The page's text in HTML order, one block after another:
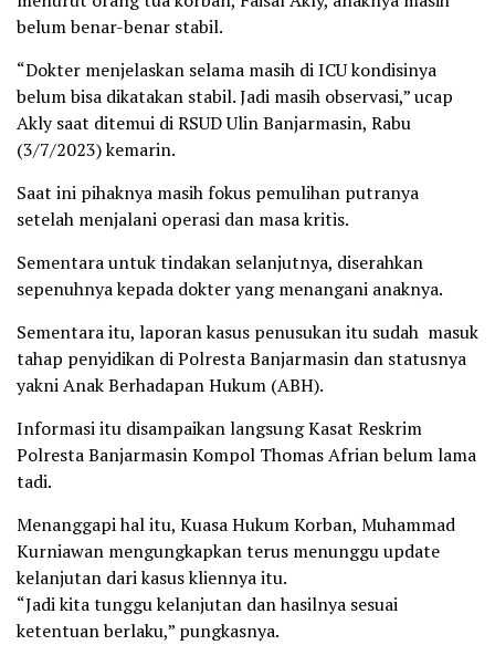
belum benar-benar stabil.
“Dokter menjelaskan selama masih di ICU kondisinya
belum bisa dikatakan stabil. Jadi masih observasi,” ucap
Akly saat ditemui di RSUD Ulin Banjarmasin, Rabu
(3/7/2023) kemarin.
Saat ini pihaknya masih fokus pemulihan putranya
setelah menjalani operasi dan masa kritis.
Sementara untuk tindakan selanjutnya, diserahkan
sepenuhnya kepada dokter yang menangani anaknya.
Sementara itu, laporan kasus penusukan itu sudah masuk
tahap penyidikan di Polresta Banjarmasin dan statusnya
yakni Anak Berhadapan Hukum (ABH).
Informasi itu disampaikan langsung Kasat Reskrim
Polresta Banjarmasin Kompol Thomas Afrian belum lama
tadi.
Menanggapi hal itu, Kuasa Hukum Korban, Muhammad
Kurniawan mengungkapkan terus menunggu update
kelanjutan dari kasus kliennya itu.
“Jadi kita tunggu kelanjutan dan hasilnya sesuai
ketentuan berlaku,” pungkasnya.